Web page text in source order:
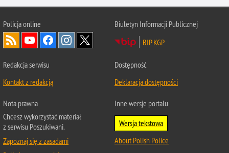
Policjaonline
Biuletyn Informacji Publicznej
BIP KGP
Redakcja serwisu
Kontakt z redakcją
Dostępność
Deklaracja dostępności
Nota prawna
Chcesz wykorzystać materiał
z serwisu Poszukiwani.
Zapoznaj się z zasadami
Inne wersje portalu
Wersja tekstowa
About Polish Police